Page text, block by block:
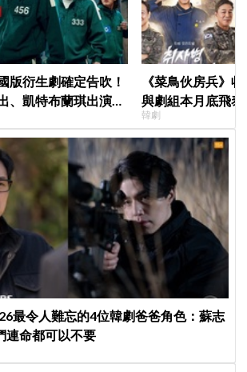
版衍生劇確定告吹！
、凱特布蘭琪出演傳
《菜鳥伙房兵》
與劇組本月底飛
行，慶祝亮眼成績
韓劇
最令人難忘的4位韓劇爸爸角色：蘇志
連命都可以不要